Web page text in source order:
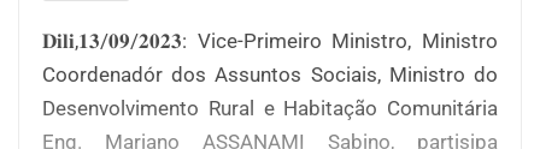
𝐃𝐢𝐥𝐢,𝟏𝟑/𝟎𝟗/𝟐𝟎𝟐𝟑: Vice-Primeiro Ministro, Ministro
Coordenadór dos Assuntos Sociais, Ministro do
Desenvolvimento Rural e Habitação Comunitária
Eng. Mariano ASSANAMI Sabino, partisipa